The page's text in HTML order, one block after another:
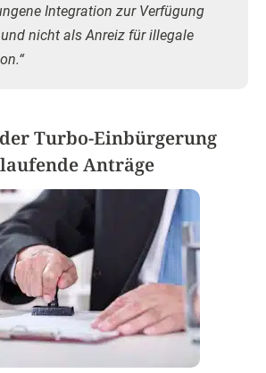
Integration zur Verfügung
nicht als Anreiz für illegale
Turbo-Einbürgerung
Anträge